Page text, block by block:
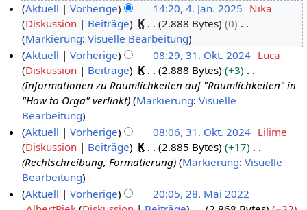
J
5
Aktuell Vorherige 14:20, 4. Jan. 2025 Nika
Diskussion
Beiträge K 2.888 Bytes
0
K
e
i
n
e
B
e
a
r
b
e
i
Markierung:Visuelle Bearbeitung
k
e
Aktuell Vorherige 08:29, 31. Okt. 2024 Luca
Diskussion
Beiträge K 2.888 Bytes
+3
Informationen zu Räumlichkeiten auf "Räumlichkeiten" in
"How to Orga" verlinkt
Markierung:Visuelle
Bearbeitung
Aktuell
Vorherige 08:06, 31. Okt. 2024 Lilime
Diskussion
Beiträge K 2.885 Bytes
+17
Rechtschreibung, Formatierung
Markierung:Visuelle
Bearbeitung
Aktuell Vorherige
20:05, 28. Mai 2022